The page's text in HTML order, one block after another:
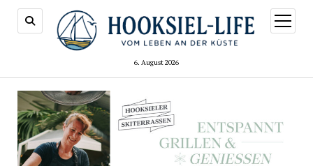
6. August 2026
Menü
öffnen